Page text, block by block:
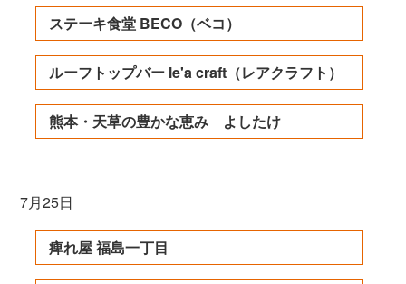
ステーキ食堂 BECO（ベコ）
ルーフトップバー le'a craft（レアクラフト）
熊本・天草の豊かな恵み よしたけ
7月25日
痺れ屋 福島一丁目